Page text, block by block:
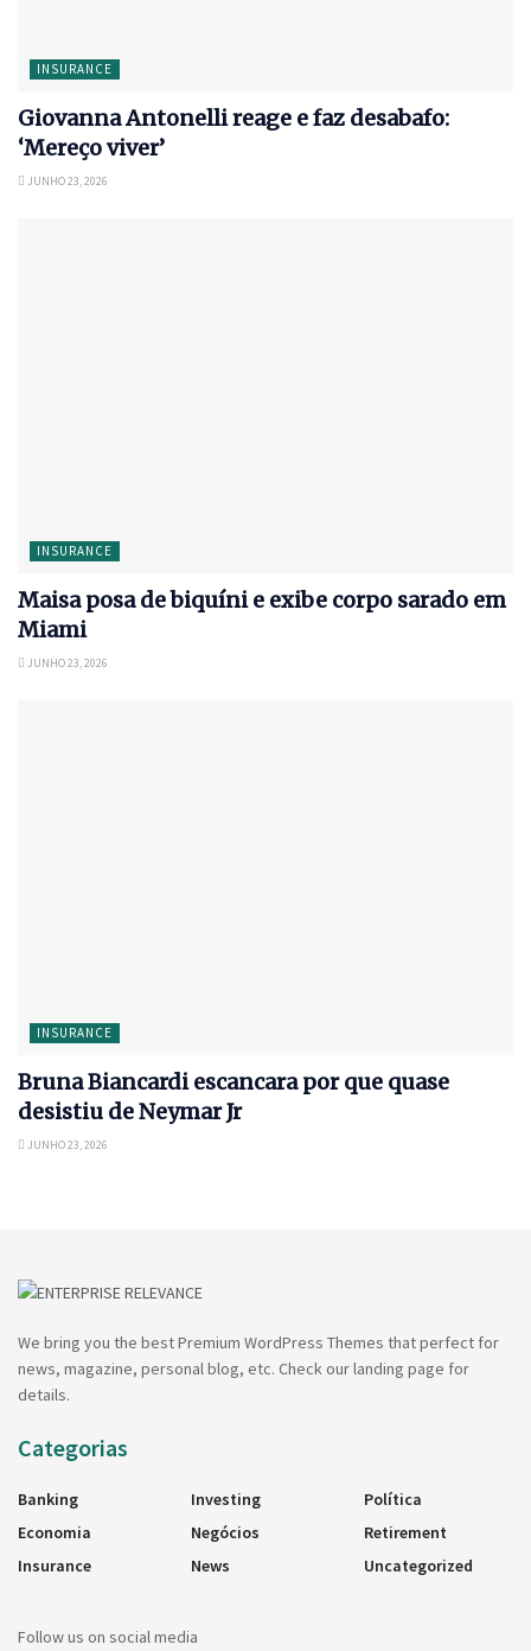
INSURANCE
Giovanna Antonelli reage e faz desabafo:
‘Mereço viver’
JUNHO 23, 2026
INSURANCE
Maisa posa de biquíni e exibe corpo sarado em
Miami
JUNHO 23, 2026
INSURANCE
Bruna Biancardi escancara por que quase
desistiu de Neymar Jr
JUNHO 23, 2026
We bring you the best Premium WordPress Themes that perfect for
news, magazine, personal blog, etc. Check our landing page for
details.
Categorias
Banking
Economia
Insurance
Investing
Negócios
News
Política
Retirement
Uncategorized
Follow us on social media